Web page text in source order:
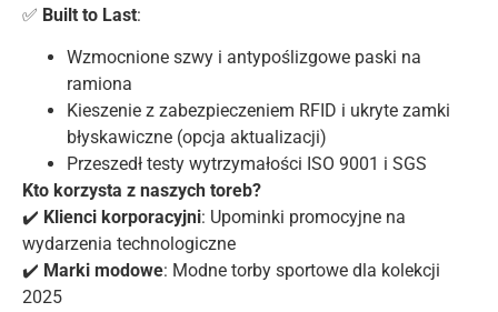
✅ Built to Last:
Wzmocnione szwy i antypoślizgowe paski na
ramiona
Kieszenie z zabezpieczeniem RFID i ukryte zamki
błyskawiczne (opcja aktualizacji)
Przeszedł testy wytrzymałości ISO 9001 i SGS
Kto korzysta z naszych toreb?
✔️ Klienci korporacyjni: Upominki promocyjne na
wydarzenia technologiczne
✔️ Marki modowe: Modne torby sportowe dla kolekcji
2025